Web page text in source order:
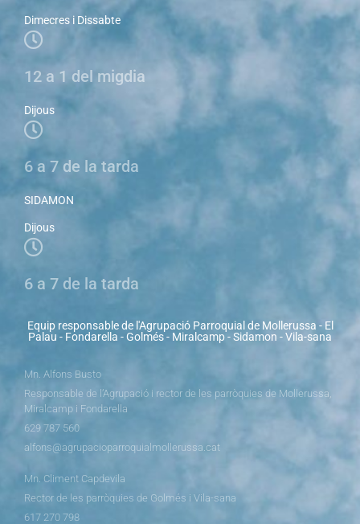
Dimecres i Dissabte
12 a 1 del migdia
Dijous
6 a 7 de la tarda
SIDAMON
Dijous
6 a 7 de la tarda
Equip responsable de l'Agrupació Parroquial de Mollerussa - El
Palau - Fondarella - Golmés - Miralcamp - Sidamon - Vila-sana
Mn. Alfons Busto
Responsable de l’Agrupació i rector de les parròquies de Mollerussa,
Miralcamp i Fondarella
629 787 560
alfons@agrupacioparroquialmollerussa.cat
Mn. Climent Capdevila
Rector de les parròquies de Golmés i Vila-sana
617 270 798